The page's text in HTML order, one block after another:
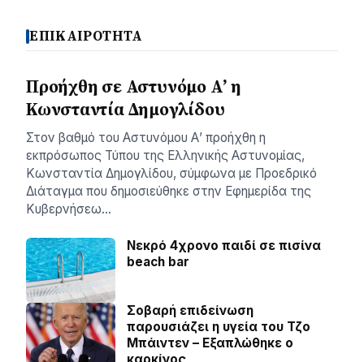
ΕΠΙΚΑΙΡΟΤΗΤΑ
Προήχθη σε Αστυνόμο Α’ η
Κωνσταντία Δημογλίδου
Στον βαθμό του Αστυνόμου Α’ προήχθη η
εκπρόσωπος Τύπου της Ελληνικής Αστυνομίας,
Κωνσταντία Δημογλίδου, σύμφωνα με Προεδρικό
Διάταγμα που δημοσιεύθηκε στην Εφημερίδα της
Κυβερνήσεω…
Νεκρό 4χρονο παιδί σε πισίνα
beach bar
Σοβαρή επιδείνωση
παρουσιάζει η υγεία του Τζο
Μπάιντεν – Εξαπλώθηκε ο